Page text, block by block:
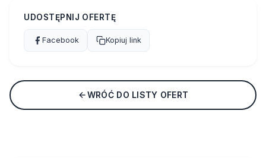
UDOSTĘPNIJ OFERTĘ
Facebook Kopiuj link
WRÓĆ DO LISTY OFERT